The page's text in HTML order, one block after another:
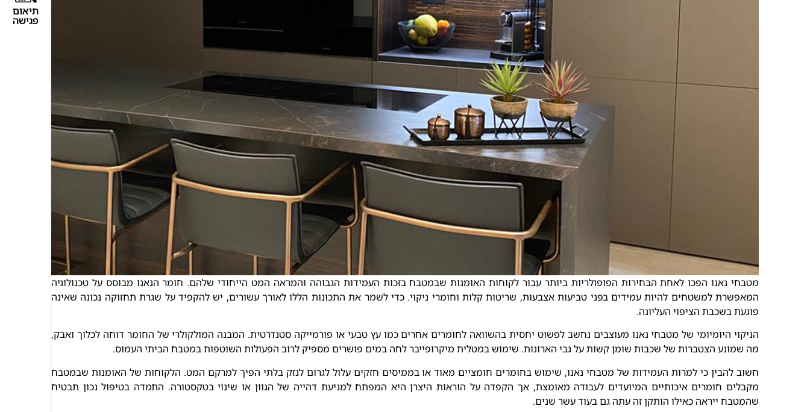
תיאום
פגישה
מטבחי נאנו הפכו לאחת הבחירות הפופולריות ביותר עבור לקוחות האומנות שבמטבח בזכות העמידות הגבוהה והמראה המט הייחודי שלהם. חומר הנאנו מבוסס על טכנולוגיה
המאפשרת למשטחים להיות עמידים בפני טביעות אצבעות, שריטות קלות וחומרי ניקוי. כדי לשמר את התכונות הללו לאורך עשורים, יש להקפיד על שגרת תחזוקה נכונה שאינה
פוגעת בשכבת הציפוי העליונה.
הניקוי היומיומי של מטבחי נאנו מעוצבים נחשב לפשוט יחסית בהשוואה לחומרים אחרים כמו עץ טבעי או פורמייקה סטנדרטית. המבנה המולקולרי של החומר דוחה לכלוך ואבק,
מה שמונע הצטברות של שכבות שומן קשות על גבי הארונות. שימוש במטלית מיקרופייבר לחה במים פושרים מספיק לרוב הפעולות השוטפות במטבח הביתי העמוס.
חשוב להבין כי למרות העמידות של מטבחי נאנו, שימוש בחומרים חומציים מאוד או בממיסים חזקים עלול לגרום לנזק בלתי הפיך למרקם המט. הלקוחות של האומנות שבמטבח
מקבלים חומרים איכותיים המיועדים לעבודה מאומצת, אך הקפדה על הוראות היצרן היא המפתח למניעת דהייה של הגוון או שינוי בטקסטורה. התמדה בטיפול נכון תבטיח
שהמטבח ייראה כאילו הותקן זה עתה גם בעוד עשר שנים.